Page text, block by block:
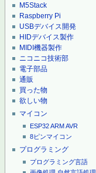
M5Stack
Raspberry Pi
USBデバイス開発
HIDデバイス製作
MIDI機器製作
ニコニコ技術部
電子部品
通販
買った物
欲しい物
マイコン
ESP32ARMAVR
8ピンマイコン
プログラミング
プログラミング言語